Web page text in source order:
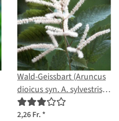
Wald-Geissbart (Aruncus
dioicus syn. A. sylvestris)
Samen
2,26 Fr.*